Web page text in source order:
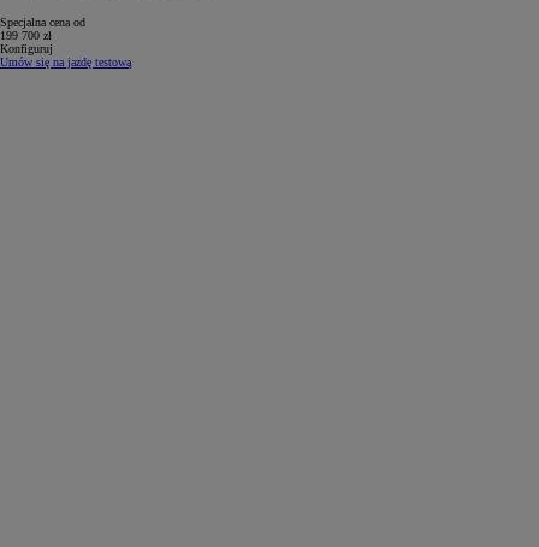
Specjalna cena od
199 700 zł
Konfiguruj
Umów się na jazdę testową